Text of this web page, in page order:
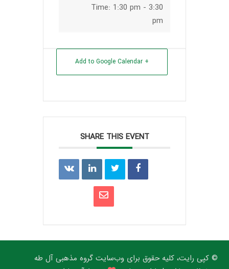
Time: 1:30 pm - 3:30
pm
+ Add to Google Calendar
SHARE THIS EVENT
© کپی رایت، کلیه حقوق برای وب‌سایت گروه مذهبی آل طه